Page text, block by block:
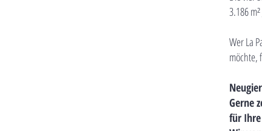
3.186
Wer La
möchte,
Gerne
für Ihre